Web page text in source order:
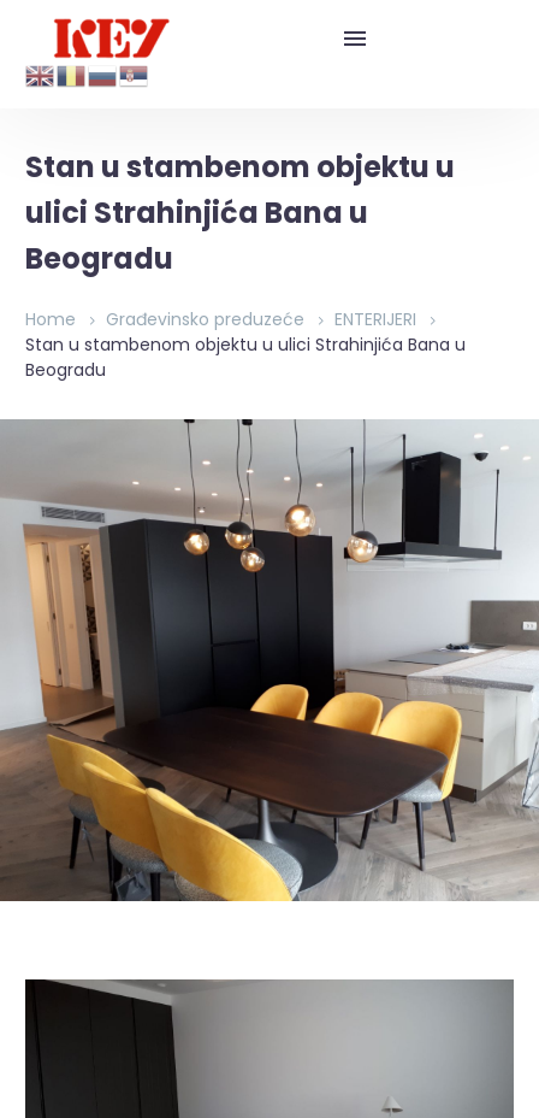
Stan u stambenom objektu u
ulici Strahinjića Bana u
Beogradu
Home Građevinsko preduzeće
ENTERIJERI
Stan u stambenom objektu u ulici Strahinjića Bana u
Beogradu